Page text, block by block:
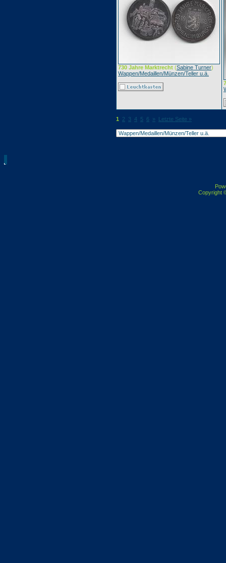
730 Jahre Marktrecht (Sabine Turner)
Wappen/Medaillen/Münzen/Teller u.ä.
1 2 3 4 5 6 » Letzte Seite »
Copyright